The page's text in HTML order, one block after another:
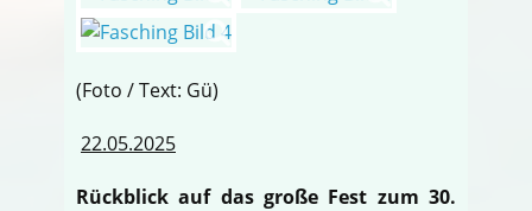
(Foto / Text: Gü)
22.05.2025
Rückblick auf das große Fest zum 30.